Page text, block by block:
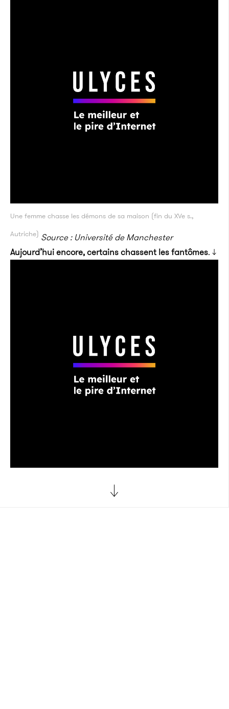
Une femme chasse les démons de sa maison (fin du XVe s.,
Autriche) Source : Université de Manchester
Aujourd’hui encore, certains chassent les fantômes. ↓